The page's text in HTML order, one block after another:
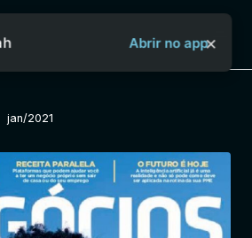
Sobre o Aya Bancah
Início
Abrir no app×
jan/2021